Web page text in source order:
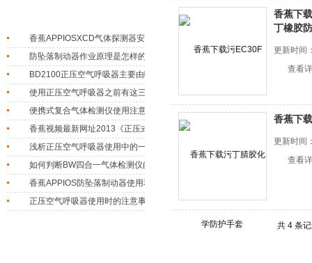
香蕉APPIOSXCD气体探测器安装使用规程分享
防坠落制动器作业原理是怎样的,一文秒懂
BD2100正压空气呼吸器主要由哪些部分组成？
使用正压空气呼吸器之前有这三点需要检查
便携式复合气体检测仪使用注意事项
香蕉视频最新网址2013《正压式消防空气呼吸器》标准正压空气呼吸器
浅析正压空气呼吸器使用中的一些问题
如何判断BW四合一气体检测仪的性能好坏？
香蕉APPIOS防坠落制动器使用和维护时需要注意的问题
正压空气呼吸器使用时的注意事项
香蕉下
丁橡胶
更新时间
查看
香蕉下
更新时间
查看
共 4 条